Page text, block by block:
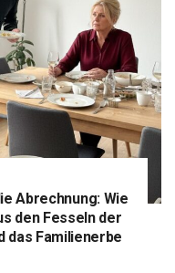
Abrechnung: Wie
den Fesseln der
das Familienerbe